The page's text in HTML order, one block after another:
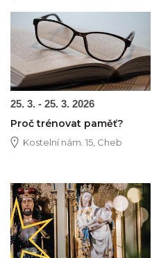
Obrázek novinky
25. 3. - 25. 3. 2026
Proč trénovat paměť?
Kostelní nám. 15, Cheb
Obrázek novinky